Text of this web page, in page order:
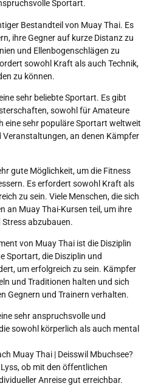
Sportart.
Bestandteil von Muay Thai. Es
ihre Gegner auf kurze Distanz zu
und Ellenbogenschlägen zu
sowohl Kraft als auch Technik,
zu können.
sehr beliebte Sportart. Es gibt
sowohl für Amateure
eine sehr populäre Sportart weltweit
Veranstaltungen, an denen Kämpfer
gute Möglichkeit, um die Fitness
Es erfordert sowohl Kraft als
zu sein. Viele Menschen, die sich
an Muay Thai-Kursen teil, um ihre
Stress abzubauen.
von Muay Thai ist die Disziplin
Sportart, die Disziplin und
um erfolgreich zu sein. Kämpfer
und Traditionen halten und sich
Gegnern und Trainern verhalten.
sehr anspruchsvolle und
sowohl körperlich als auch mental
Muay Thai | Deisswil Mbuchsee?
ob mit den öffentlichen
Anreise gut erreichbar.